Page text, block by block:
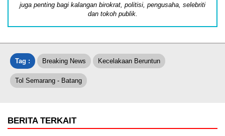
juga penting bagi kalangan birokrat, politisi, pengusaha, selebriti
dan tokoh publik.
Tag : Breaking News Kecelakaan Beruntun
Tol Semarang - Batang
BERITA TERKAIT